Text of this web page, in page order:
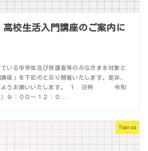
校生活入門講座のご案内に
いる中学生及び保護者等のみなさまを対象と
座」を下記のとおり開催いたします。是非、
すようお願いいたします。 １ 日時 令和
９：００～１２：０...
Topics